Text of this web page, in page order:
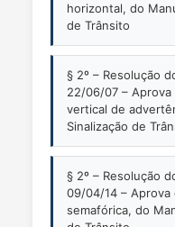
horizontal, do
de Trânsito
§ 2º – Resolução
22/06/07 – Aprova
vertical de
Sinalização de
§ 2º – Resolução
09/04/14 – Aprova
semafórica, do